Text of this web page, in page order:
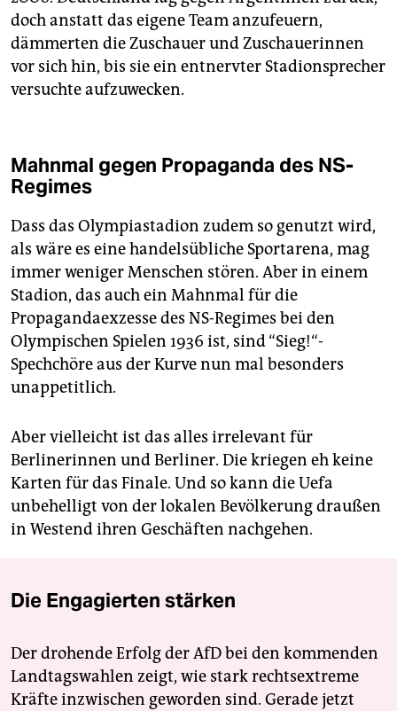
doch anstatt das eigene Team anzufeuern,
dämmerten die Zuschauer und Zuschauerinnen
vor sich hin, bis sie ein entnervter Stadionsprecher
versuchte aufzuwecken.
Mahnmal gegen Propaganda des NS-
Regimes
Dass das Olympiastadion zudem so genutzt wird,
als wäre es eine handelsübliche Sportarena, mag
immer weniger Menschen stören. Aber in einem
Stadion, das auch ein Mahnmal für die
Propagandaexzesse des NS-Regimes bei den
Olympischen Spielen 1936 ist, sind “Sieg!“-
Spechchöre aus der Kurve nun mal besonders
unappetitlich.
Aber vielleicht ist das alles irrelevant für
Berlinerinnen und Berliner. Die kriegen eh keine
Karten für das Finale. Und so kann die Uefa
unbehelligt von der lokalen Bevölkerung draußen
in Westend ihren Geschäften nachgehen.
Die Engagierten stärken
Der drohende Erfolg der AfD bei den kommenden
Landtagswahlen zeigt, wie stark rechtsextreme
Kräfte inzwischen geworden sind. Gerade jetzt